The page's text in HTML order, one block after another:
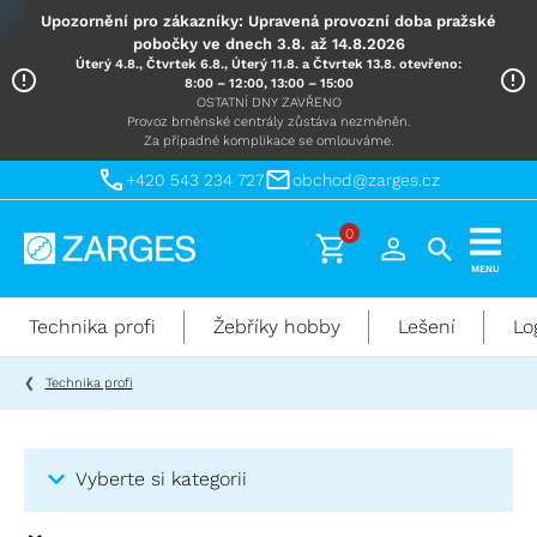
Upozornění pro zákazníky: Upravená provozní doba pražské
pobočky ve dnech 3.8. až 14.8.2026
Úterý 4.8., Čtvrtek 6.8., Úterý 11.8. a Čtvrtek 13.8. otevřeno:
8:00 – 12:00, 13:00 – 15:00
OSTATNÍ DNY ZAVŘENO
Provoz brněnské centrály zůstáva nezměněn.
Za případné komplikace se omlouváme.
+420 543 234 727 obchod@zarges.cz
Technika
práci
výškách
0
MENU
Technika profi Žebříky hobby Lešení
Technika profi
Vyberte si kategorii